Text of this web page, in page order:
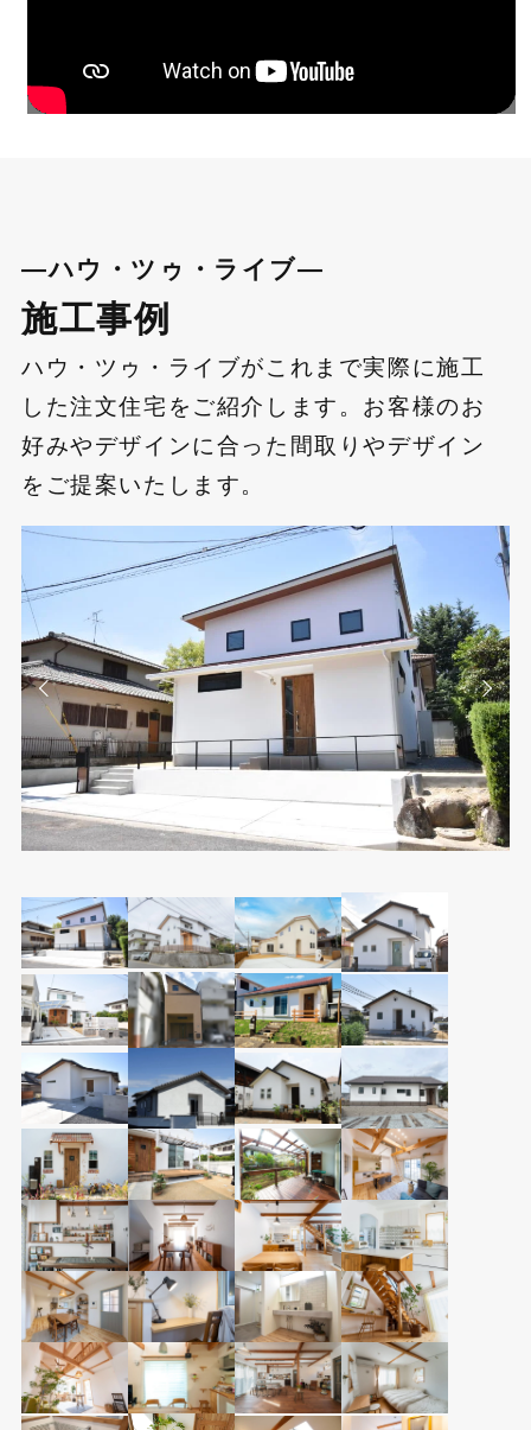
―ハウ・ツゥ・ライブ―
施工事例
ハウ・ツゥ・ライブがこれまで実際に施工
した注文住宅をご紹介します。お客様のお
好みやデザインに合った間取りやデザイン
をご提案いたします。